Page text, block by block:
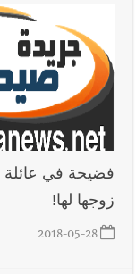
فضيحة في
زوجها لها!
2018-05-28